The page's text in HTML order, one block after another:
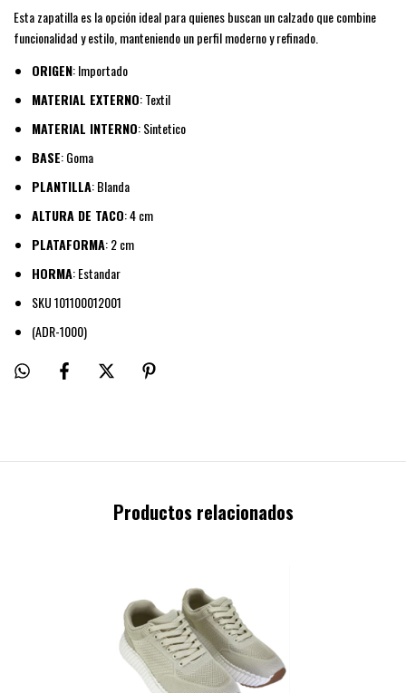
Esta zapatilla es la opción ideal para quienes buscan un calzado que combine
funcionalidad y estilo, manteniendo un perfil moderno y refinado.
ORIGEN: Importado
MATERIAL EXTERNO: Textil
MATERIAL INTERNO: Sintetico
BASE: Goma
PLANTILLA: Blanda
ALTURA DE TACO: 4 cm
PLATAFORMA: 2 cm
HORMA: Estandar
SKU 101100012001
(ADR-1000)
Productos relacionados